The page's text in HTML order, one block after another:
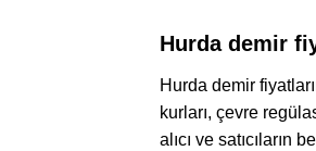
Hurda demir
Hurda demir
kurları, çevre
alıcı ve